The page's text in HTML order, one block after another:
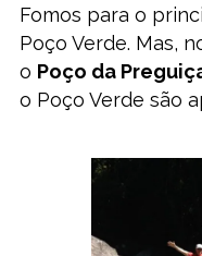
Fomos para o
Poço Verde. Mas,
o Poço da
o Poço Verde são